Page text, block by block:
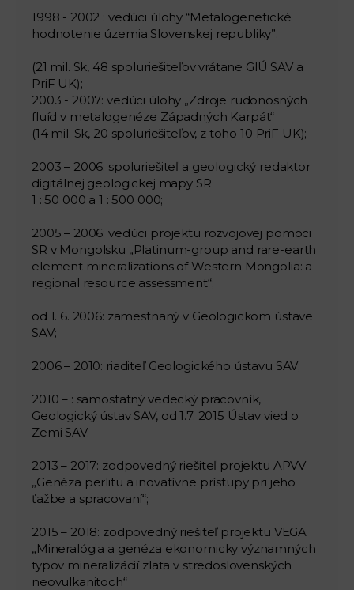
1998 - 2002 : vedúci úlohy “Metalogenetické
hodnotenie územia Slovenskej republiky”.
(21 mil. Sk, 48 spoluriešiteľov vrátane GlÚ SAV a
PriF UK);
2003 - 2007: vedúci úlohy „Zdroje rudonosných
fluíd v metalogenéze Západných Karpát“
(14 mil. Sk, 20 spoluriešiteľov, z toho 10 PriF UK);
2003 – 2006: spoluriešiteľ a geologický redaktor
digitálnej geologickej mapy SR
1 : 50 000 a 1 : 500 000;
2005 – 2006: vedúci projektu rozvojovej pomoci
SR v Mongolsku „Platinum-group and rare-earth
element mineralizations of Western Mongolia: a
regional resource assessment“;
od 1. 6. 2006: zamestnaný v Geologickom ústave
SAV;
2006 – 2010: riaditeľ Geologického ústavu SAV;
2010 – : samostatný vedecký pracovník,
Geologický ústav SAV, od 1.7. 2015 Ústav vied o
Zemi SAV.
2013 – 2017: zodpovedný riešiteľ projektu APVV
„Genéza perlitu a inovatívne prístupy pri jeho
ťažbe a spracovaní“;
2015 – 2018: zodpovedný riešiteľ projektu VEGA
„Mineralógia a genéza ekonomicky významných
typov mineralizácií zlata v stredoslovenských
neovulkanitoch“